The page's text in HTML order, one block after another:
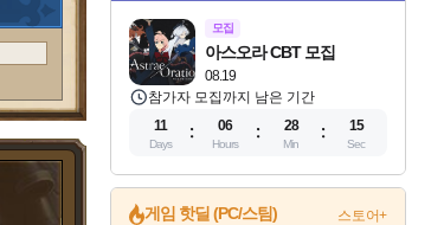
모집
08.19
아스오라 CBT 모집
참가자 모집까지 남은 기간
11
Days
06
Hours
28
Min
13
Sec
게임 핫딜 (PC/스팀) 스토어+